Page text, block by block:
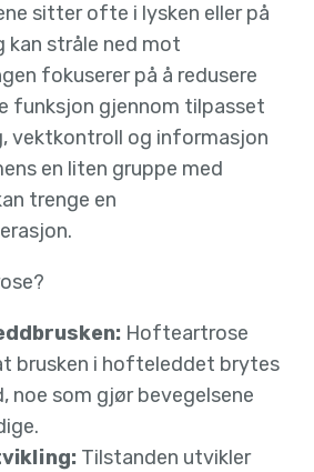
sitter ofte i lysken eller på
kan stråle ned mot
fokuserer på å redusere
funksjon gjennom tilpasset
vektkontroll og informasjon
en liten gruppe med
trenge en
Hofteartrose
brusken i hofteleddet brytes
noe som gjør bevegelsene
Tilstanden utvikler